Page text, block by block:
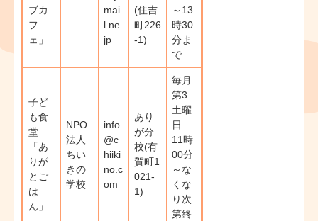
ブカ
フ
ェ」
mai
l.ne.
jp
(住吉
町226
-1)
～13
時30
分​ま
で
子ど
も食
堂
「あ
りが
とご
は
ん」
NPO
法人
ちい
きの
学校
info
@c
hiiki
no.c
om
あり
が分
校(有
賀町1
021-
1)
毎月
第3
土曜
日
11時
00分
～な
くな
り次
第終